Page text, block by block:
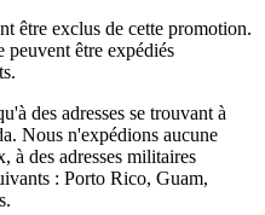
être exclus de cette promotion.
peuvent être expédiés
des adresses se trouvant à
Nous n'expédions aucune
à des adresses militaires
: Porto Rico, Guam,